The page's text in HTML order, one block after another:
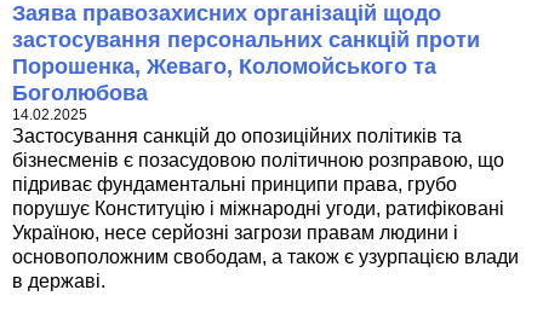
Заява правозахисних організацій щодо
застосування персональних санкцій проти
Порошенка, Жеваго, Коломойського та
Боголюбова
14.02.2025
Застосування санкцій до опозиційних політиків та
бізнесменів є позасудовою політичною розправою, що
підриває фундаментальні принципи права, грубо
порушує Конституцію і міжнародні угоди, ратифіковані
Україною, несе серйозні загрози правам людини і
основоположним свободам, а також є узурпацією влади
в державі.